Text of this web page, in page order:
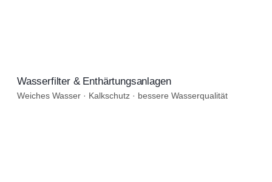
Weiches Wasser · Kalkschutz · bessere Wasserqualität